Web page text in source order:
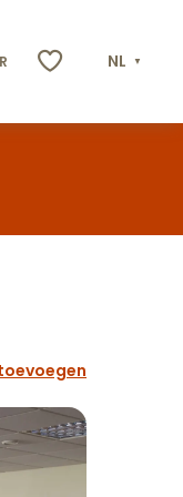
NL